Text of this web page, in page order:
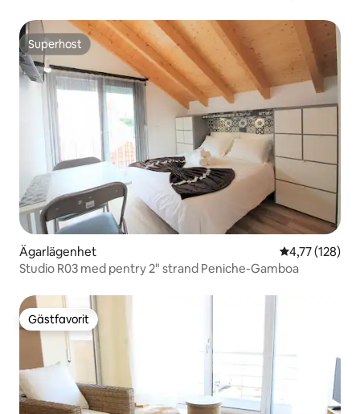
Superhost
Superhost
Ägarlägenhet 4,77 av 5 i
4,77 (128)
Studio R03 med pentry 2" strand Peniche-Gamboa
Gästfavorit
Gästfavorit